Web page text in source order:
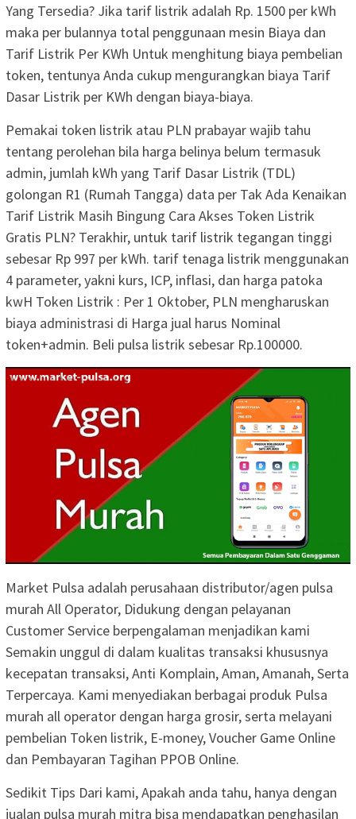
Yang Tersedia? Jika tarif listrik adalah Rp. 1500 per kWh
maka per bulannya total penggunaan mesin Biaya dan
Tarif Listrik Per KWh Untuk menghitung biaya pembelian
token, tentunya Anda cukup mengurangkan biaya Tarif
Dasar Listrik per KWh dengan biaya-biaya.
Pemakai token listrik atau PLN prabayar wajib tahu
tentang perolehan bila harga belinya belum termasuk
admin, jumlah kWh yang Tarif Dasar Listrik (TDL)
golongan R1 (Rumah Tangga) data per Tak Ada Kenaikan
Tarif Listrik Masih Bingung Cara Akses Token Listrik
Gratis PLN? Terakhir, untuk tarif listrik tegangan tinggi
sebesar Rp 997 per kWh. tarif tenaga listrik menggunakan
4 parameter, yakni kurs, ICP, inflasi, dan harga patoka
kwH Token Listrik : Per 1 Oktober, PLN mengharuskan
biaya administrasi di Harga jual harus Nominal
token+admin. Beli pulsa listrik sebesar Rp.100000.
Market Pulsa adalah perusahaan distributor/agen pulsa
murah All Operator, Didukung dengan pelayanan
Customer Service berpengalaman menjadikan kami
Semakin unggul di dalam kualitas transaksi khususnya
kecepatan transaksi, Anti Komplain, Aman, Amanah, Serta
Terpercaya. Kami menyediakan berbagai produk Pulsa
murah all operator dengan harga grosir, serta melayani
pembelian Token listrik, E-money, Voucher Game Online
dan Pembayaran Tagihan PPOB Online.
Sedikit Tips Dari kami, Apakah anda tahu, hanya dengan
jualan pulsa murah mitra bisa mendapatkan penghasilan